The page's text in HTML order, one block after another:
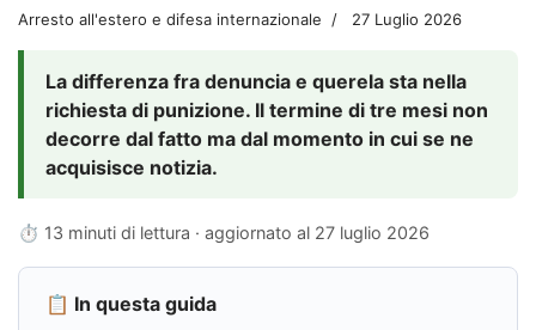
Arresto all'estero e difesa internazionale 27 Luglio 2026
La differenza fra denuncia e querela sta nella
richiesta di punizione. Il termine di tre mesi non
decorre dal fatto ma dal momento in cui se ne
acquisisce notizia.
⏱ 13 minuti di lettura · aggiornato al 27 luglio 2026
📋 In questa guida